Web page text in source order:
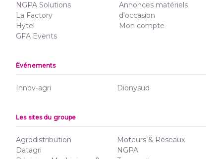
NGPA Solutions
La Factory
Hytel
GFA Events
Annonces matériels
d'occasion
Mon compte
Événements
Innov-agri Dionysud
Les sites du groupe
Agrodistribution
Datagri
Moteurs & Réseaux
NGPA